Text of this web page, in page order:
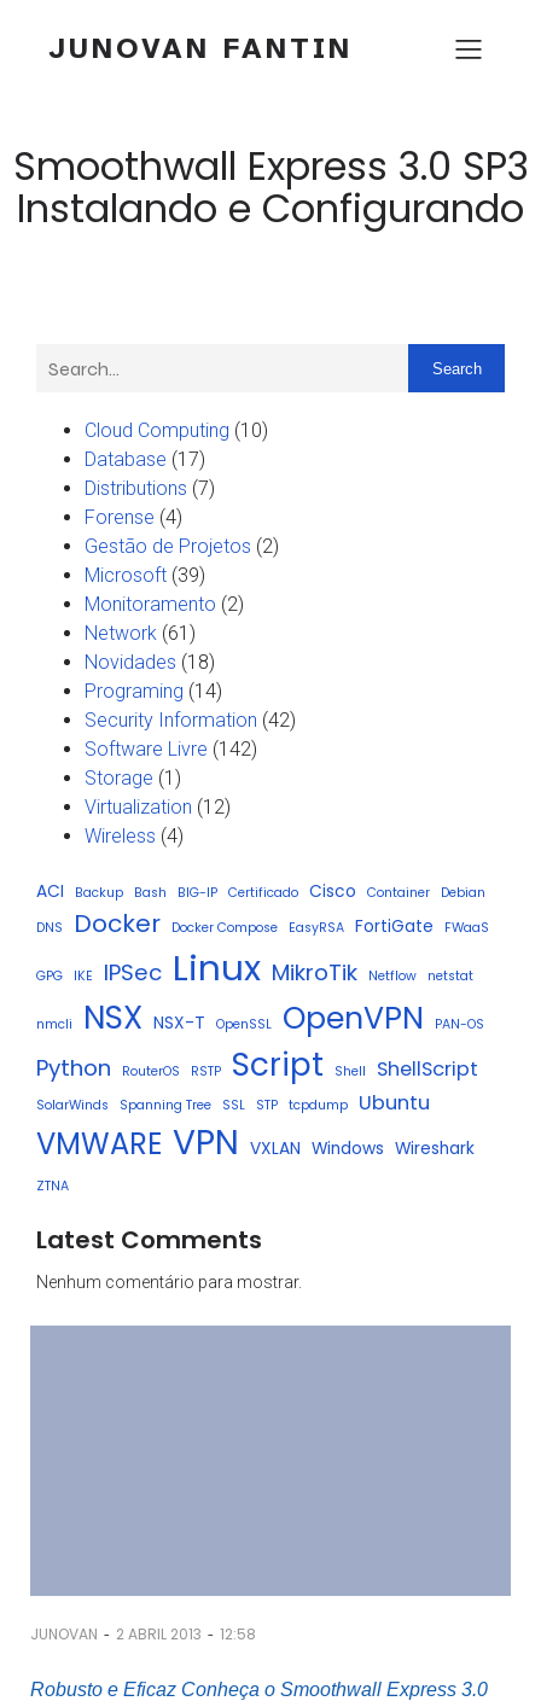
JUNOVAN FANTIN
Smoothwall Express 3.0 SP3
Instalando e Configurando
Search
Cloud Computing (10)
Database (17)
Distributions (7)
Forense (4)
Gestão de Projetos (2)
Microsoft (39)
Monitoramento (2)
Network (61)
Novidades (18)
Programing (14)
Security Information (42)
Software Livre (142)
Storage (1)
Virtualization (12)
Wireless (4)
ACI Backup Bash BIG-IP Certificado Cisco Container
Debian
DNS
Docker Docker Compose EasyRSA FortiGate FWaaS
GPG IKE IPSec Linux MikroTik Netflow netstat
nmcli NSX NSX-T OpenSSL OpenVPN PAN-OS
Python RouterOS RSTP Script Shell ShellScript
SolarWinds Spanning Tree SSL STP tcpdump Ubuntu
VMWARE VPN VXLAN Windows Wireshark
ZTNA
Latest Comments
Nenhum comentário para mostrar.
JUNOVAN - 2 ABRIL 2013 - 12:58
Robusto e Eficaz Conheça o Smoothwall Express 3.0